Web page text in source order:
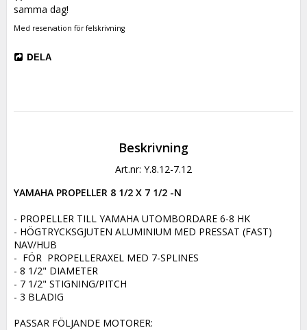
samma dag!
Med reservation för felskrivning
DELA
Beskrivning
Art.nr: Y.8.12-7.12
YAMAHA PROPELLER 8 1/2 X 7 1/2 -N
- PROPELLER TILL YAMAHA UTOMBORDARE 6-8 HK
- HÖGTRYCKSGJUTEN ALUMINIUM MED PRESSAT (FAST)
NAV/HUB
-  FÖR  PROPELLERAXEL MED 7-SPLINES
- 8 1/2" DIAMETER
- 7 1/2" STIGNING/PITCH
- 3 BLADIG
PASSAR FÖLJANDE MOTORER: